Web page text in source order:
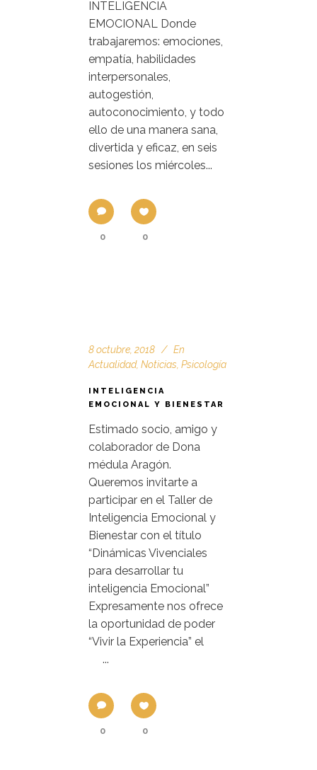
INTELIGENCIA
EMOCIONAL Donde
trabajaremos: emociones,
empatía, habilidades
interpersonales,
autogestión,
autoconocimiento, y todo
ello de una manera sana,
divertida y eficaz, en seis
sesiones los miércoles...
0 0
8 octubre, 2018
En
Actualidad, Noticias Psicología
INTELIGENCIA
EMOCIONAL Y BIENESTAR
Estimado socio, amigo y
colaborador de Dona
médula Aragón.
Queremos invitarte a
participar en el Taller de
Inteligencia Emocional y
Bienestar con el título
“Dinámicas Vivenciales
para desarrollar tu
inteligencia Emocional”
Expresamente nos ofrece
la oportunidad de poder
“Vivir la Experiencia” el
...
0 0